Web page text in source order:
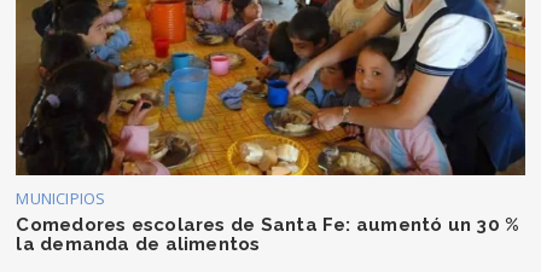
MUNICIPIOS
Comedores escolares de Santa Fe: aumentó un 30 %
la demanda de alimentos